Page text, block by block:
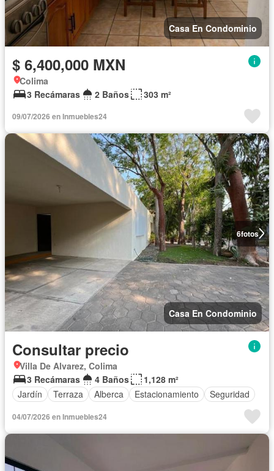
Casa En Condominio
$ 6,400,000 MXN
Colima
3 Recámaras
2 Baños 303 m²
09/07/2026 en Inmuebles24
6fotos
Casa En Condominio
Consultar precio
Villa De Alvarez, Colima
3 Recámaras
4 Baños
1,128 m²
Jardín
Terraza Alberca Estacionamiento Seguridad
04/07/2026 en Inmuebles24